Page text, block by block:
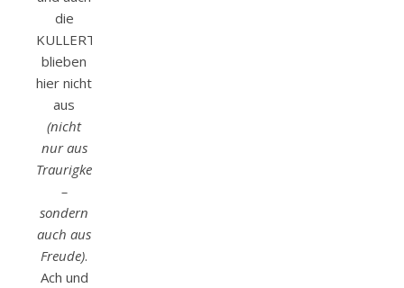
die
KULLERTRÄNCHEN
blieben
hier nicht
aus
(nicht
nur aus
Traurigkeit
–
sondern
auch aus
Freude).
Ach und